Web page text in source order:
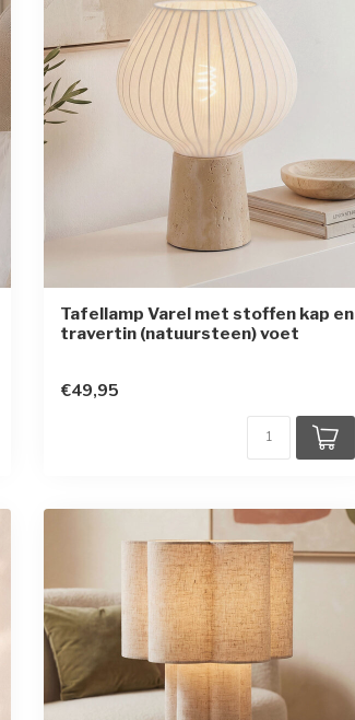
Tafellamp Varel met stoffen kap en
travertin (natuursteen) voet
€49,95